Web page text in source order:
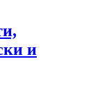
и